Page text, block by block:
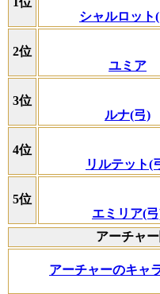
シャルロット
2位
ユミア
3位
ルナ(弓)
4位
リルテット(
5位
エミリア(
アーチャ
アーチャーのキャ